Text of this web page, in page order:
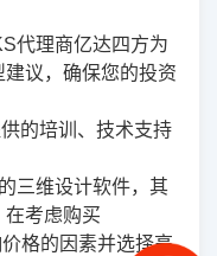
代理商亿达四方为
议，确保您的投资
的培训、技术支持
三维设计软件，其
考虑购买
格的因素并选择高